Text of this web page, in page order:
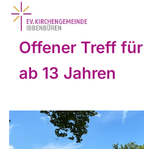
Offener Treff
ab 13 Jahren